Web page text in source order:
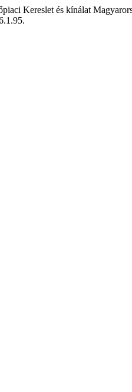
Kereslet és kínálat